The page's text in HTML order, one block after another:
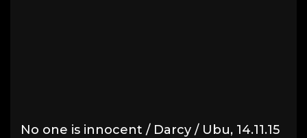
No one is innocent / Darcy / Ubu, 14.11.15